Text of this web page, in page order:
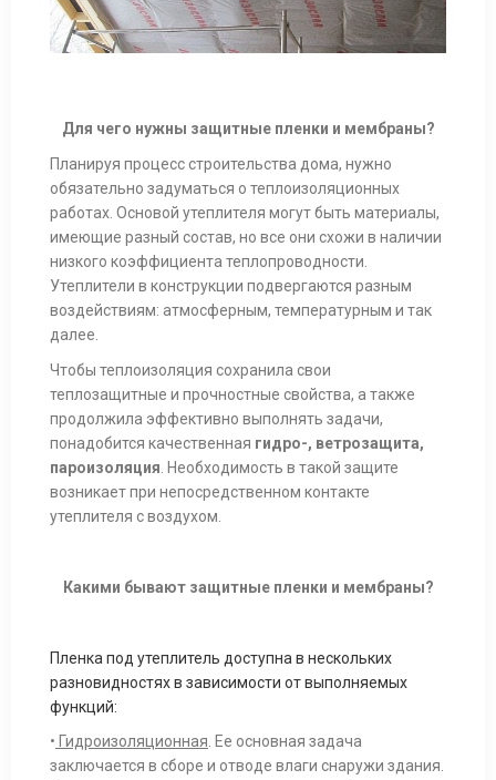
Для чего нужны защитные пленки и мембраны?
Планируя процесс строительства дома, нужно
обязательно задуматься о теплоизоляционных
работах. Основой утеплителя могут быть материалы,
имеющие разный состав, но все они схожи в наличии
низкого коэффициента теплопроводности.
Утеплители в конструкции подвергаются разным
воздействиям: атмосферным, температурным и так
далее.
Чтобы теплоизоляция сохранила свои
теплозащитные и прочностные свойства, а также
продолжила эффективно выполнять задачи,
понадобится качественная гидро-, ветрозащита,
пароизоляция. Необходимость в такой защите
возникает при непосредственном контакте
утеплителя с воздухом.
Какими бывают защитные пленки и мембраны?
Пленка под утеплитель доступна в нескольких
разновидностях в зависимости от выполняемых
функций:
• Гидроизоляционная. Ее основная задача
заключается в сборе и отводе влаги снаружи здания.